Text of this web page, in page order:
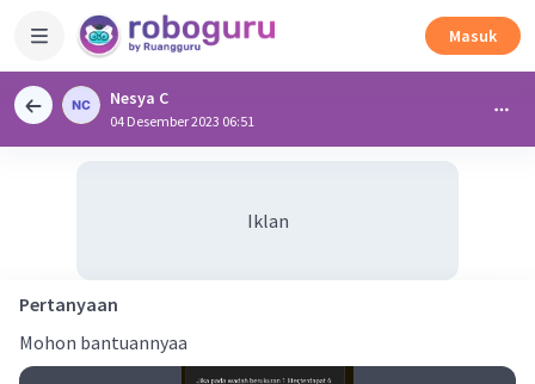
Masuk
Nesya C
04 Desember 2023 06:51
Iklan
Pertanyaan
Mohon bantuannyaa